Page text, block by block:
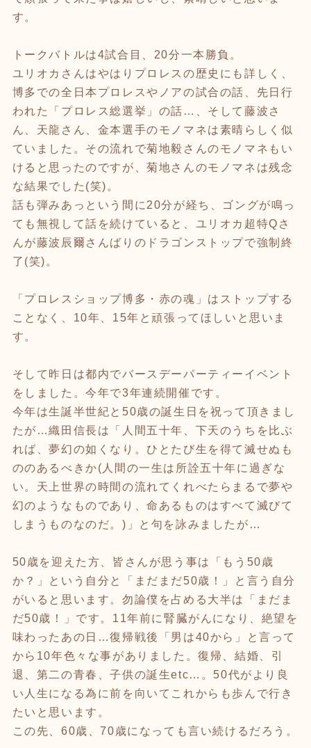
す。
トークバトルは4試合目、20分一本勝負。
ユリオカさんはやはりプロレスの歴史にも詳しく、
博多での全日本プロレスやノアの試合の話、先日行
われた「プロレス総選挙」の話…、そして藤波さ
ん、天龍さん、金本選手のモノマネは素晴らしく似
ていました。その流れで菊地毅さんのモノマネもい
けると思ったのですが、菊地さんのモノマネは残念
な結果でした(笑)。
話も弾みあっという間に20分が経ち、ゴングが鳴っ
ても無視して話を続けていると、ユリオカ超特Qさ
んが藤波辰爾さんばりのドラゴンストップで強制終
了(笑)。
「プロレスショップ博多・赤の魂」はストップする
ことなく、10年、15年と頑張ってほしいと思いま
す。
そして昨日は都内でバースデーパーティーイベント
をしました。今年で3年連続開催です。
今年は生誕半世紀と50歳の誕生日を祝って頂きまし
たが…織田信長は「人間五十年、下天のうちを比ぶ
れば、夢幻の如くなり。ひとたび生を得て滅せぬも
ののあるべきか(人間の一生は所詮五十年に過ぎな
い。天上世界の時間の流れてくれべたらまるで夢や
幻のようなものであり、命あるものはすべて滅びて
しまうものなのだ。)」と句を詠みましたが…
50歳を迎えた方、皆さんが思う事は「もう50歳
か？」という自分と「まだまだ50歳！」と言う自分
がいると思います。勿論僕を占める大半は「まだま
だ50歳！」です。11年前に腎臓がんになり、絶望を
味わったあの日…復帰戦後「男は40から」と言って
から10年色々な事がありました。復帰、結婚、引
退、第二の青春、子供の誕生etc…。50代がより良
い人生になる為に前を向いてこれからも歩んで行き
たいと思います。
この先、60歳、70歳になっても言い続けるだろう。